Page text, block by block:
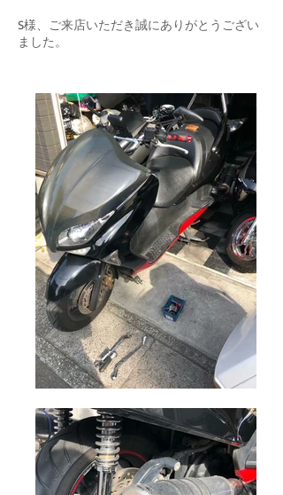
S様、ご来店いただき誠にありがとうござい
ました。